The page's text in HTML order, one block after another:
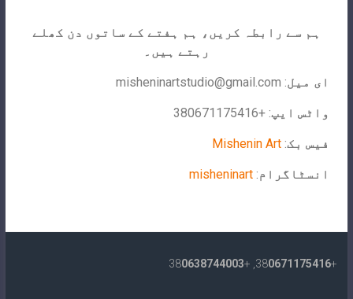
ہم سے رابطہ کریں، ہم ہفتے کے ساتوں دن کھلے
رہتے ہیں۔
ای میل:
misheninartstudio@gmail.com
واٹس ایپ: +380671175416
فیس بک:
Mishenin Art
انسٹاگرام:
misheninart
+38
0671175416
, +38
0638744003